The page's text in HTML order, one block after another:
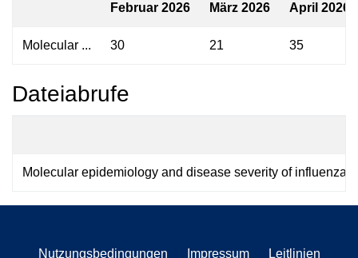
Februar 2026 März 2026 April 2026
Molecular ... 30 21 35
Dateiabrufe
Molecular epidemiology and disease severity of
Nutzungsbedingungen Impressum
Leitlinien